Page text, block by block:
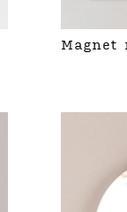
Magnet